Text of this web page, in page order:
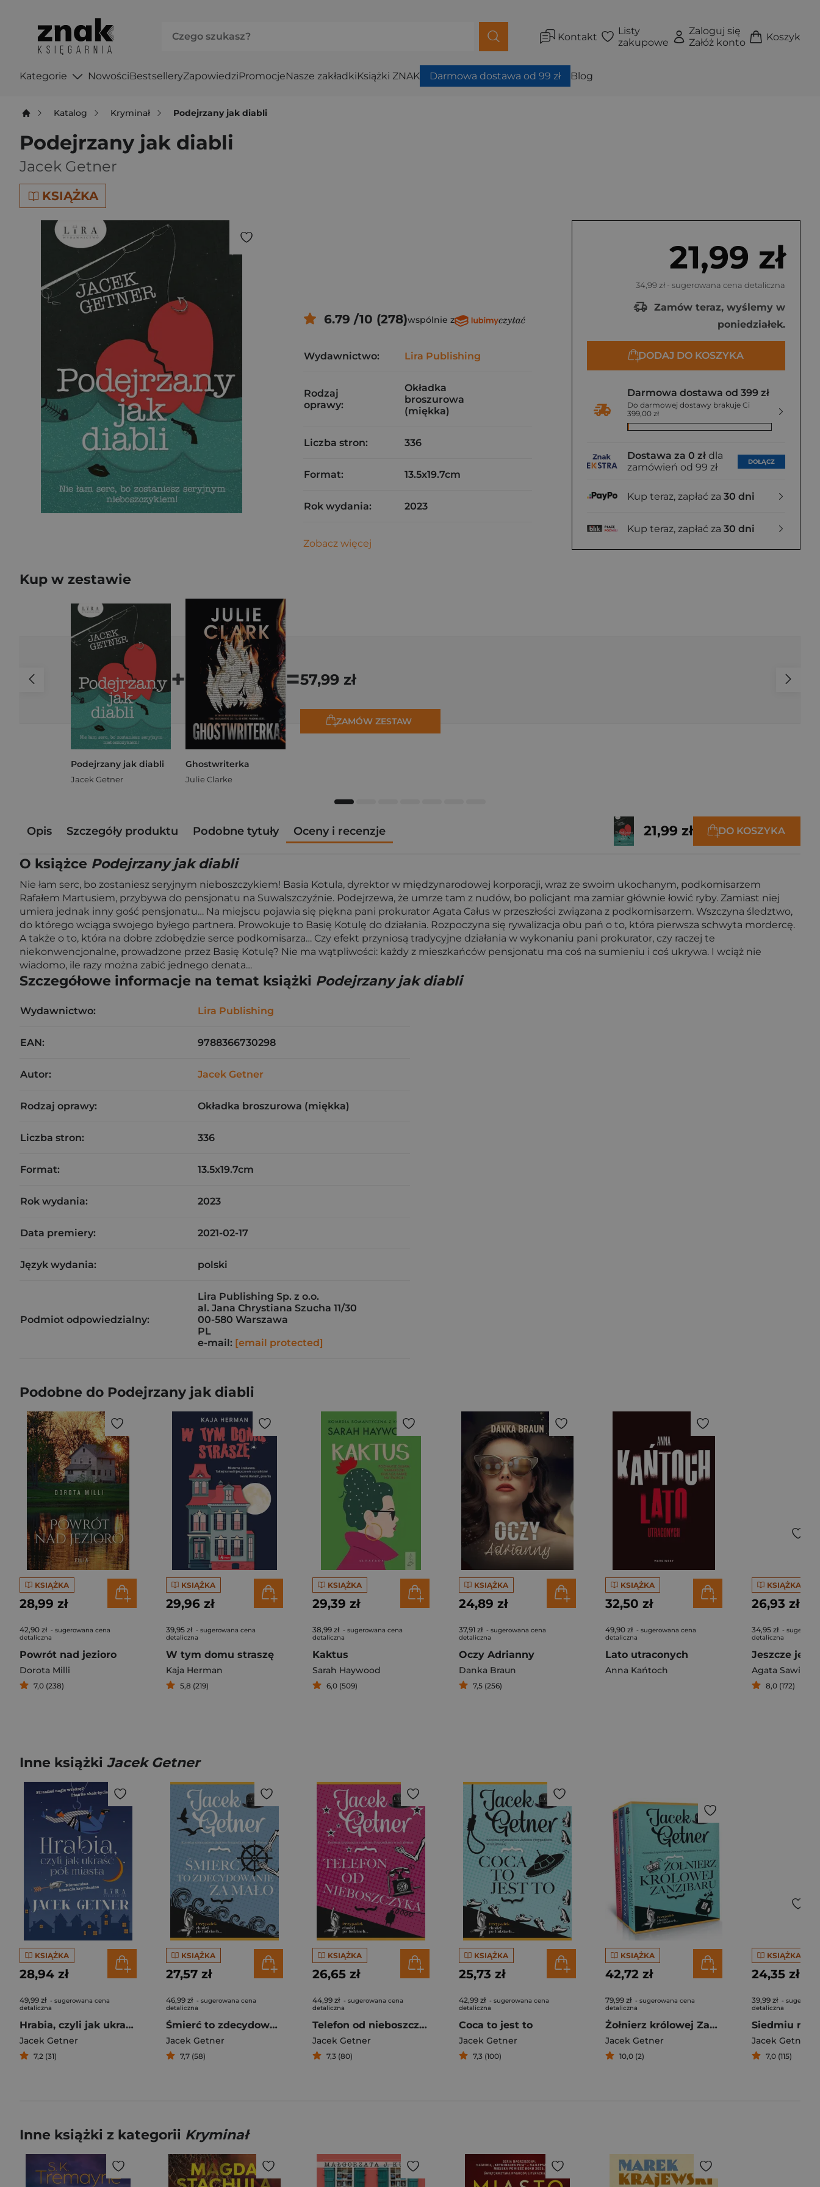
Kontakt
Listy
zakupowe
Zaloguj się
Załóż konto
Koszyk
Kategorie NowościBestselleryZapowiedziPromocjeNasze zakładkiKsiążki ZNAK Darmowa dostawa od 99 zł Blog
Katalog Kryminał Podejrzany jak diabli
Podejrzany jak diabli
Jacek Getner
KSIĄŻKA
21,99 zł
34,99 zł - sugerowana cena detaliczna
Zamów teraz, wyślemy w
poniedziałek.
DODAJ DO KOSZYKA
Darmowa dostawa od 399 zł
Do darmowej dostawy brakuje Ci
399,00 zł
Dostawa za 0 zł dla
zamówień od 99 zł
DOŁĄCZ
Kup teraz, zapłać za 30 dni
Kup teraz, zapłać za 30 dni
6.79 /10 (278)wspólnie z
Wydawnictwo: Lira Publishing
Rodzaj
oprawy:
Okładka
broszurowa
(miękka)
Liczba stron: 336
Format: 13.5x19.7cm
Rok wydania: 2023
Zobacz więcej
Kup w zestawie
Podejrzany jak diabli
Jacek Getner
+
Ghostwriterka
Julie Clarke
=57,99 zł
ZAMÓW ZESTAW
Opis Szczegóły produktu Podobne tytuły Oceny i recenzje 21,99 zł DO KOSZYKA
O książce Podejrzany jak diabli
Nie łam serc, bo zostaniesz seryjnym nieboszczykiem! Basia Kotula, dyrektor w międzynarodowej korporacji, wraz ze swoim ukochanym, podkomisarzem
Rafałem Martusiem, przybywa do pensjonatu na Suwalszczyźnie. Podejrzewa, że umrze tam z nudów, bo policjant ma zamiar głównie łowić ryby. Zamiast niej
umiera jednak inny gość pensjonatu… Na miejscu pojawia się piękna pani prokurator Agata Całus w przeszłości związana z podkomisarzem. Wszczyna śledztwo,
do którego wciąga swojego byłego partnera. Prowokuje to Basię Kotulę do działania. Rozpoczyna się rywalizacja obu pań o to, która pierwsza schwyta mordercę.
A także o to, która na dobre zdobędzie serce podkomisarza… Czy efekt przyniosą tradycyjne działania w wykonaniu pani prokurator, czy raczej te
niekonwencjonalne, prowadzone przez Basię Kotulę? Nie ma wątpliwości: każdy z mieszkańców pensjonatu ma coś na sumieniu i coś ukrywa. I wciąż nie
wiadomo, ile razy można zabić jednego denata…
Szczegółowe informacje na temat książki Podejrzany jak diabli
Wydawnictwo: Lira Publishing
EAN: 9788366730298
Autor: Jacek Getner
Rodzaj oprawy: Okładka broszurowa (miękka)
Liczba stron: 336
Format: 13.5x19.7cm
Rok wydania: 2023
Data premiery: 2021-02-17
Język wydania: polski
Podmiot odpowiedzialny:
Lira Publishing Sp. z o.o.
al. Jana Chrystiana Szucha 11/30
00-580 Warszawa
PL
e-mail: [email protected]
Podobne do Podejrzany jak diabli
KSIĄŻKA
28,99 zł
42,90 zł - sugerowana cena
detaliczna
Powrót nad jezioro
Dorota Milli
7,0 (238)
KSIĄŻKA
29,96 zł
39,95 zł - sugerowana cena
detaliczna
W tym domu straszę
Kaja Herman
5,8 (219)
KSIĄŻKA
29,39 zł
38,99 zł - sugerowana cena
detaliczna
Kaktus
Sarah Haywood
6,0 (509)
KSIĄŻKA
24,89 zł
37,91 zł - sugerowana cena
detaliczna
Oczy Adrianny
Danka Braun
7,5 (256)
KSIĄŻKA
32,50 zł
49,90 zł - sugerowana cena
detaliczna
Lato utraconych
Anna Kańtoch
KSIĄŻKA
26,93 zł
34,95 zł -
detaliczna
Jeszcze
Agata Sawicka
8,0 (172)
Inne książki Jacek Getner
KSIĄŻKA
28,94 zł
49,99 zł - sugerowana cena
detaliczna
Hrabia, czyli jak ukraść pół miasta
Jacek Getner
7,2 (31)
KSIĄŻKA
27,57 zł
46,99 zł - sugerowana cena
detaliczna
Śmierć to zdecydowanie za mało
Jacek Getner
7,7 (58)
KSIĄŻKA
26,65 zł
44,99 zł - sugerowana cena
detaliczna
Telefon od nieboszczyka
Jacek Getner
7,3 (80)
KSIĄŻKA
25,73 zł
42,99 zł - sugerowana cena
detaliczna
Coca to jest to
Jacek Getner
7,3 (100)
KSIĄŻKA
42,72 zł
79,99 zł - sugerowana cena
detaliczna
Żołnierz królowej Zanzibaru / W samą północ, /Śmierć nadejdzie w urodziny Pakiet
Jacek Getner
10,0 (2)
KSIĄŻKA
24,35 zł
39,99 zł -
detaliczna
Jacek Getner
7,0 (115)
Inne książki z kategorii Kryminał